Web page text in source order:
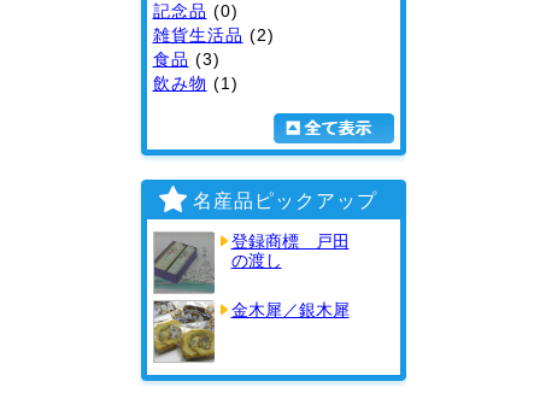
記念品 (0)
雑貨生活品 (2)
食品 (3)
飲み物 (1)
▼ 全て表示
名産品ピックアップ
登録商標 戸田
の渡し
金木犀／銀木犀